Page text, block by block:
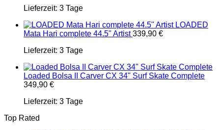
Lieferzeit: 3 Tage
LOADED
Mata Hari complete 44.5" Artist 339,90 €
Lieferzeit: 3 Tage
Loaded Bolsa II Carver CX 34" Surf Skate Complete
349,90 €
Lieferzeit: 3 Tage
Top Rated